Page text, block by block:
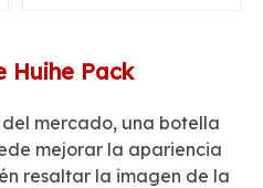
Huihe Pack
mercado, una botella
mejorar la apariencia
resaltar la imagen de la